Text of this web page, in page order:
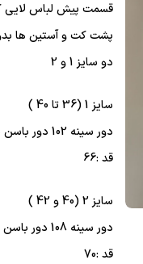
قسمت پیش لباس
پشت کت و آستین ها
دو سایز 1 و 2
سایز 1 (36 تا 40 )
دور سینه 102 دور باسن 110 دور بازو 40
قد :66
سایز 2 (40 و 42 )
دور سینه 108 دور باسن 120 دور بازو 42
قد :70